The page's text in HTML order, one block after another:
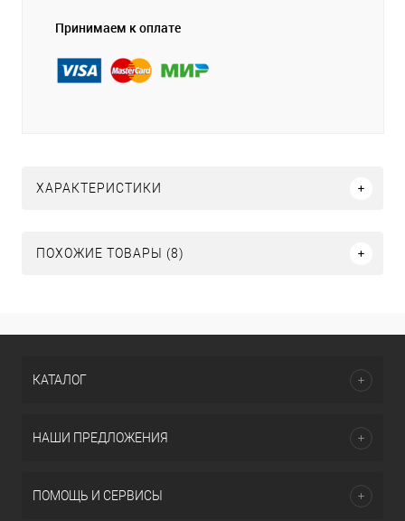
Принимаем к оплате
ХАРАКТЕРИСТИКИ
ПОХОЖИЕ ТОВАРЫ (8)
КАТАЛОГ
НАШИ ПРЕДЛОЖЕНИЯ
ПОМОЩЬ И СЕРВИСЫ